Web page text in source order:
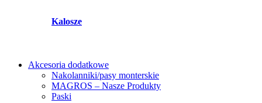
Kalosze
Akcesoria dodatkowe
Nakolanniki/pasy monterskie
MAGROS – Nasze Produkty
Paski